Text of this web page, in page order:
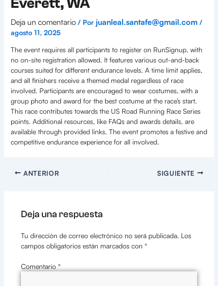
Everett, WA
Deja un comentario / Por juanleal.santafe@gmail.com /
agosto 11, 2025
The event requires all participants to register on RunSignup, with
no on-site registration allowed. It features various out-and-back
courses suited for different endurance levels. A time limit applies,
and all finishers receive a themed medal regardless of race
involved. Participants are encouraged to wear costumes, with a
group photo and award for the best costume at the race’s start.
This race contributes towards the US Road Running Race Series
points. Additional resources, like FAQs and awards details, are
available through provided links. The event promotes a festive and
competitive endurance experience for all involved.
ANTERIOR SIGUIENTE
Deja una respuesta
Tu dirección de correo electrónico no será publicada. Los
campos obligatorios están marcados con *
Comentario *